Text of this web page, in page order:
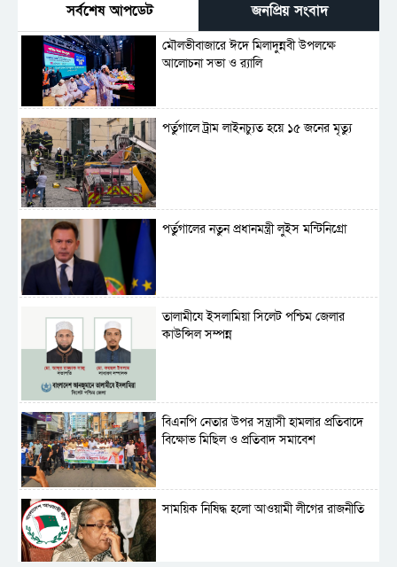
সর্বশেষ আপডেট জনপ্রিয় সংবাদ
মৌলভীবাজারে ঈদে মিলাদুন্নবী উপলক্ষে
আলোচনা সভা ও র‍্যালি
পর্তুগালে ট্রাম লাইনচ্যুত হয়ে ১৫ জনের মৃত্যু
পর্তুগালের নতুন প্রধানমন্ত্রী লুইস মন্টিনিগ্রো
‎তালামীযে ইসলামিয়া সিলেট পশ্চিম জেলার
কাউন্সিল সম্পন্ন
বিএনপি নেতার উপর সন্ত্রাসী হামলার প্রতিবাদে
বিক্ষোভ মিছিল ও প্রতিবাদ সমাবেশ
সাময়িক নিষিদ্ধ হলো আওয়ামী লীগের রাজনীতি